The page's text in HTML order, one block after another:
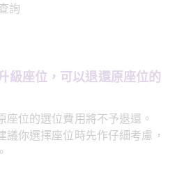
詢
級座位，可以退還原座位的
座位的選位費用將不予退還。
你選擇座位時先作仔細考慮，